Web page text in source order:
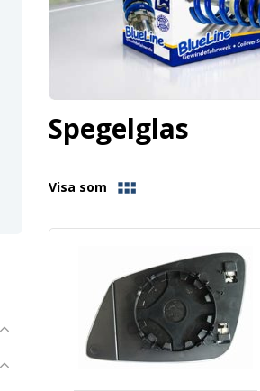
Spegelglas
Visa som